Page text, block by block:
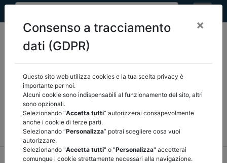
Seleziona una categoria:
COMUNICAZIONI
RASSEGNA STAMPA VEDI TUTTE
home notizie rassegna stampa/torna indietro
Consenso a tracciamento
dati (GDPR)
×
Questo sito web utilizza cookies e la tua scelta privacy è
importante per noi.
Alcuni cookie sono indispensabili al funzionamento del sito, altri
sono opzionali.
Selezionando “Accetta tutti” autorizzerai consapevolmente
anche i cookie di terze parti.
Selezionando “Personalizza” potrai scegliere cosa vuoi
autorizzare.
Selezionando "Accetta tutti" o "Personalizza" accetterai
comunque i cookie strettamente necessari alla navigazione.